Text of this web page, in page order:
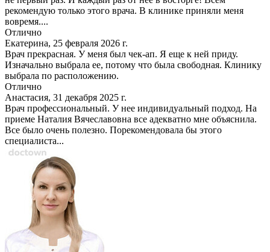
рекомендую только этого врача. В клинике приняли меня
вовремя....
Отлично
Екатерина, 25 февраля 2026 г.
Врач прекрасная. У меня был чек-ап. Я еще к ней приду.
Изначально выбрала ее, потому что была свободная. Клинику
выбрала по расположению.
Отлично
Анастасия, 31 декабря 2025 г.
Врач профессиональный. У нее индивидуальный подход. На
приеме Наталия Вячеславовна все адекватно мне объяснила.
Все было очень полезно. Порекомендовала бы этого
специалиста...